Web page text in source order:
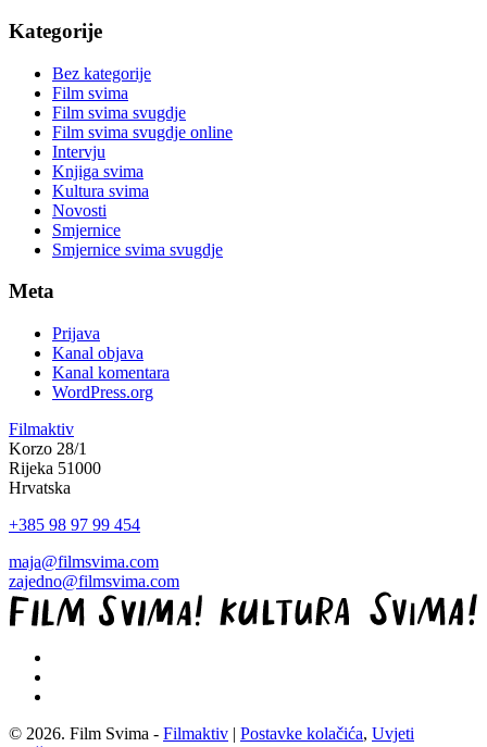
Kategorije
Bez kategorije
Film svima
Film svima svugdje
Film svima svugdje online
Intervju
Knjiga svima
Kultura svima
Novosti
Smjernice
Smjernice svima svugdje
Meta
Prijava
Kanal objava
Kanal komentara
WordPress.org
Filmaktiv
Korzo 28/1
Rijeka 51000
Hrvatska
+385 98 97 99 454
maja@filmsvima.com
zajedno@filmsvima.com
© 2026. Film Svima - Filmaktiv | Postavke kolačića, Uvjeti